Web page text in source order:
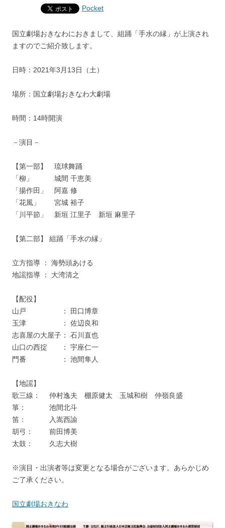
Pocket
国立劇場おきなわにおきまして、組踊「手水の縁」が上演され
ますのでご紹介致します。
日時：2021年3月13日（土）
場所：国立劇場おきなわ大劇場
時間：14時開演
－演目－
【第一部】 琉球舞踊
「柳」 城間 千恵美
「揚作田」 阿嘉 修
「花風」 宮城 裕子
「川平節」 新垣 江里子 新垣 麻里子
【第二部】 組踊「手水の縁」
立方指導 ： 海勢頭あける
地謡指導 ： 大湾清之
【配役】
山戸 ： 田口博章
玉津 ： 佐辺良和
志喜屋の大屋子： 石川直也
山口の西掟 ： 宇座仁一
門番 ： 池間隼人
【地謡】
歌三線： 仲村逸夫 棚原健太 玉城和樹 仲嶺良盛
箏： 池間北斗
笛： 入嵩西諭
胡弓： 前田博美
太鼓： 久志大樹
※演目・出演者等は変更となる場合がございます。あらかじめ
ご了承ください。
国立劇場おきなわ